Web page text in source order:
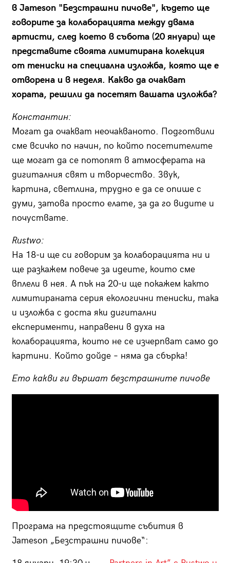
в Jameson "Безстрашни пичове", където ще
говорите за колаборацията между двама
артисти, след което в събота (20 януари) ще
представите своята лимитирана колекция
от тениски на специална изложба, която ще е
отворена и в неделя. Какво да очакват
хората, решили да посетят вашата изложба?
Константин:
Могат да очакват неочакваното. Подготвили
сме всичко по начин, по който посетителите
ще могат да се потопят в атмосферата на
дигиталния свят и творчество. Звук,
картина, светлина, трудно е да се опише с
думи, затова просто елате, за да го видите и
почуствате.
Rustwo:
На 18-и ще си говорим за колаборацията ни и
ще разкажем повече за идеите, които сме
вплели в нея. А пък на 20-и ще покажем както
лимитираната серия екологични тениски, така
и изложба с доста яки дигитални
експерименти, направени в духа на
колаборацията, които не се изчерпват само до
картини. Който дойде – няма да сбърка!
Ето какви ги вършат безстрашните пичове
Програма на предстоящите събития в
Jameson „Безстрашни пичове“: